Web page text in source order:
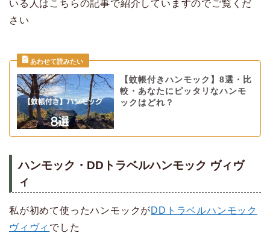
いる人はこちらの記事で紹介していますのでご覧くだ
さい
【蚊帳付きハンモック】8選・比
較・あなたにピッタリなハンモ
ックはどれ？
ハンモック・DDトラベルハンモック ヴィヴ
ィ
私が初めて使ったハンモックがDDトラベルハンモック
ヴィヴィ でした